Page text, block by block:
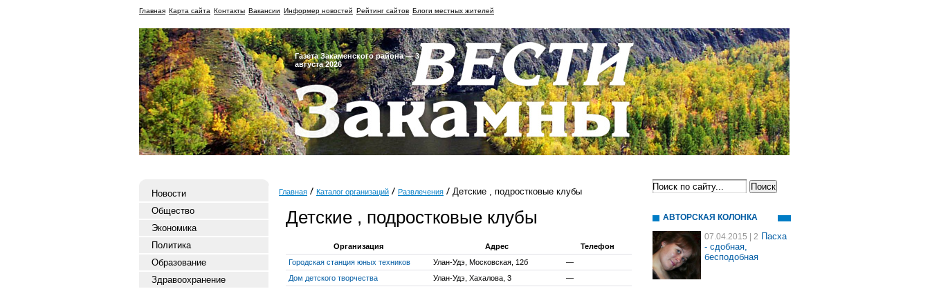
Главная Карта сайта Контакты Вакансии Информер новостей Рейтинг сайтов Блоги местных жителей
Газета Закаменского района — 3
августа 2026
Новости
Общество
Экономика
Политика
Образование
Здравоохранение
Главная Каталог организаций Развлечения Детские , подростковые клубы
Детские , подростковые клубы
Организация Адрес
Телефон
Городская станция юных техников
Улан-Удэ, Московская, 12б
—
Дом детского творчества
Улан-Удэ, Хахалова, 3
—
АВТОРСКАЯ КОЛОНКА
07.04.2015 | 2 Пасха
- сдобная,
бесподобная